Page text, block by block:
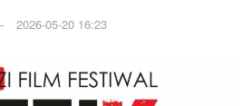
2026-05-20 16:23